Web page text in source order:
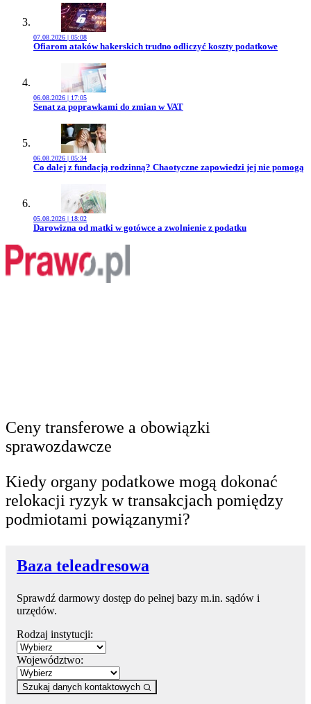
07.08.2026 | 05:08
Przejdź do artykułu:
Ofiarom ataków hakerskich trudno odliczyć koszty podatkowe
06.08.2026 | 17:05
Przejdź do artykułu:
Senat za poprawkami do zmian w VAT
06.08.2026 | 05:34
Przejdź do artykułu:
Co dalej z fundacją rodzinną? Chaotyczne zapowiedzi jej nie pomogą
05.08.2026 | 18:02
Przejdź do artykułu:
Darowizna od matki w gotówce a zwolnienie z podatku
Ceny transferowe a obowiązki
sprawozdawcze
Kiedy organy podatkowe mogą dokonać
relokacji ryzyk w transakcjach pomiędzy
podmiotami powiązanymi?
Baza teleadresowa
Sprawdź darmowy dostęp do pełnej bazy m.in. sądów i
urzędów.
Rodzaj instytucji:
Województwo:
Szukaj danych kontaktowych